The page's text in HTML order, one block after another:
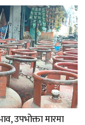
उपभोक्ता मारमा